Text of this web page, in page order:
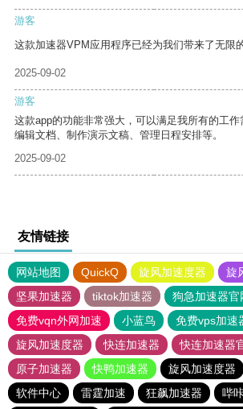
游客
这款加速器VPM应用程序已经为我们带来了无限
2025-09-02
游客
这款app的功能非常强大，可以满足我所有的工
编辑文档、制作演示文稿、管理日程安排等。
2025-09-02
友情链接
网站地图 QuickQ 旋风加速度器
旋
坚果加速器
tiktok加速器
狗急加速器官
免费vqn外网加速
小蓝鸟
免费vps加速
旋风加速度器
快连加速器
快连加速器
原子加速器
快鸭加速器 旋风加速度器
软件中心
雷霆加速 狂飙加速器 哔